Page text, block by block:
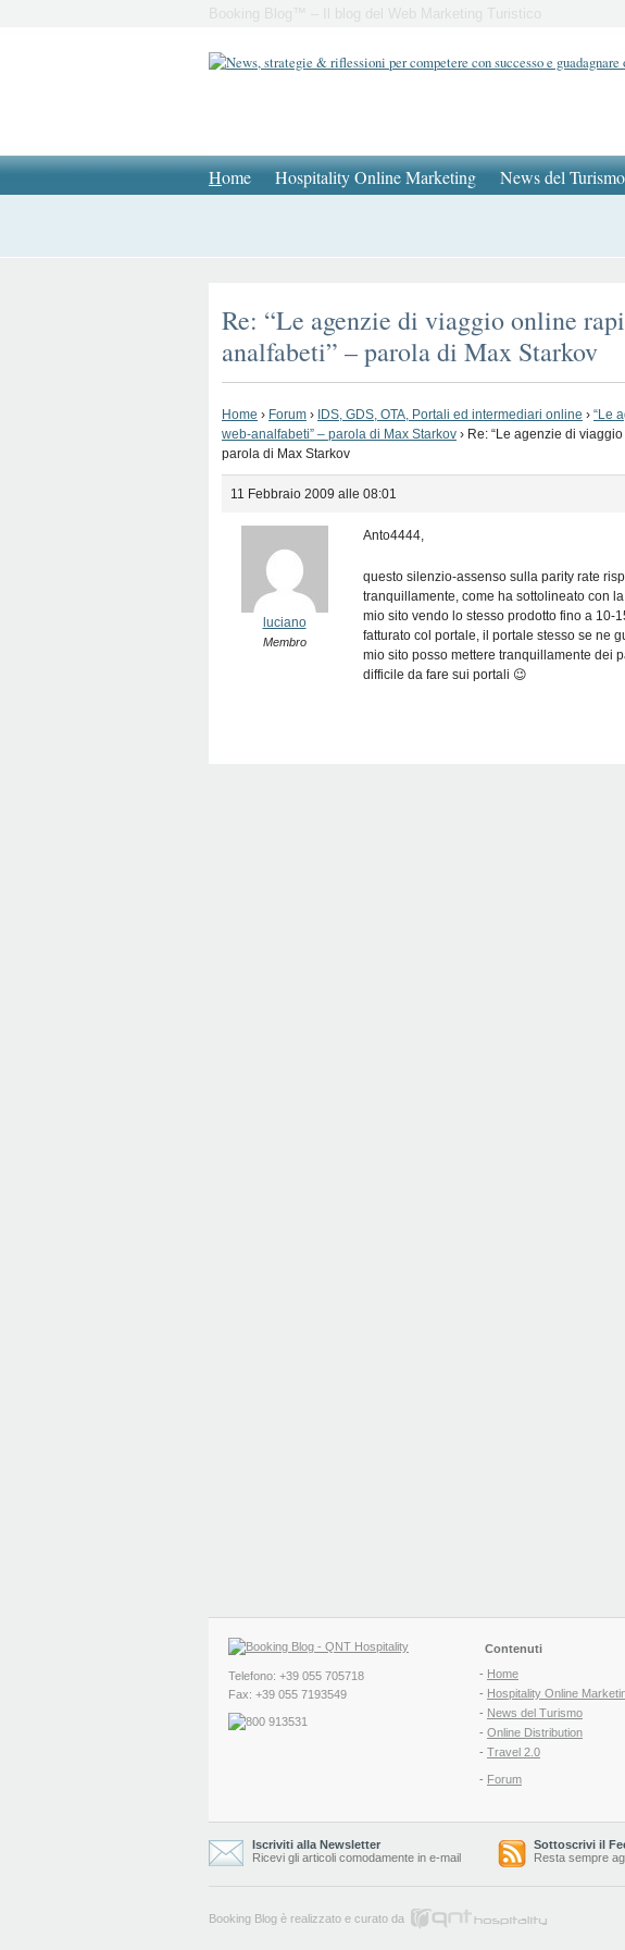
Booking Blog™ – Il blog del Web Marketing Turistico
Home Hospitality Online Marketing News del Turismo
Re: “Le agenzie di viaggio online
analfabeti” – parola di Max Starkov
Home › Forum › IDS, GDS, OTA, Portali ed intermediari online › “Le
web-analfabeti” – parola di Max Starkov › Re: “Le agenzie di
parola di Max Starkov
11 Febbraio 2009 alle 08:01
luciano
Membro
Anto4444,
questo silenzio-assenso sulla parity rate
tranquillamente, come ha sottolineato con
mio sito vendo lo stesso prodotto fino a 10-
fatturato col portale, il portale stesso se ne
mio sito posso mettere tranquillamente dei
difficile da fare sui portali 😉
Telefono: +39 055 705718
Fax: +39 055 7193549
Contenuti
- Home
- Hospitality Online
- News del Turismo
- Online Distribution
- Travel 2.0
- Forum
Iscriviti alla Newsletter
Ricevi gli articoli comodamente in e-mail
Sottoscrivi il
Resta sempre
Booking Blog è realizzato e curato da